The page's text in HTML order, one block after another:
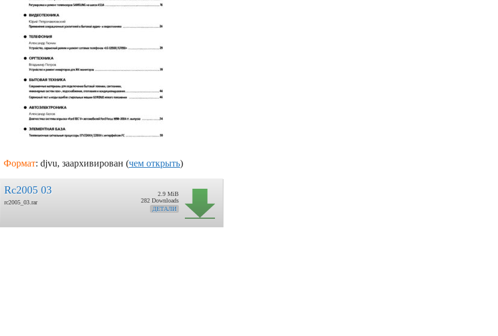
Формат: djvu, заархивирован (чем открыть)
Rc2005 03
rc2005_03.rar
2.9 MiB
282 Downloads
ДЕТАЛИ